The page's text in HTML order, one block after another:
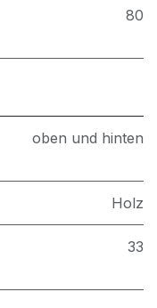
80
oben und hinten
Holz
33